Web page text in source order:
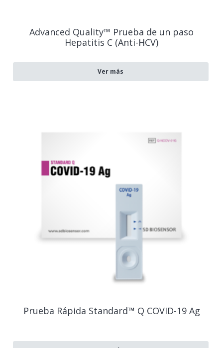
Advanced Quality™ Prueba de un paso
Hepatitis C (Anti-HCV)
Ver más
Prueba Rápida Standard™ Q COVID-19 Ag